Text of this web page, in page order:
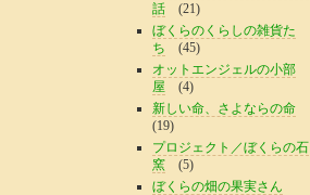
話 (21)
ぼくらのくらしの雑貨た
ち (45)
オットエンジェルの小部
屋 (4)
新しい命、さよならの命
(19)
プロジェクト／ぼくらの石
窯 (5)
ぼくらの畑の果実さん